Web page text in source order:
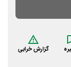
گزارش خرابی